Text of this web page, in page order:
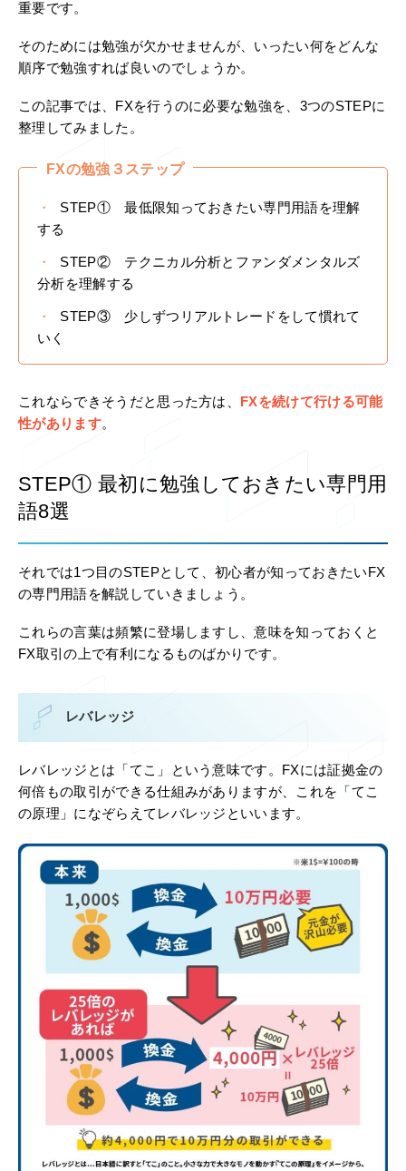
重要です。
そのためには勉強が欠かせませんが、いったい何をどんな
順序で勉強すれば良いのでしょうか。
この記事では、FXを行うのに必要な勉強を、3つのSTEPに
整理してみました。
FXの勉強３ステップ
STEP① 最低限知っておきたい専門用語を理解
する
STEP② テクニカル分析とファンダメンタルズ
分析を理解する
STEP③ 少しずつリアルトレードをして慣れて
いく
これならできそうだと思った方は、
FXを続けて行ける可能
性があります。
STEP① 最初に勉強しておきたい専門用
語8選
それでは1つ目のSTEPとして、初心者が知っておきたいFX
の専門用語を解説していきましょう。
これらの言葉は頻繁に登場しますし、意味を知っておくと
FX取引の上で有利になるものばかりです。
レバレッジ
レバレッジとは「てこ」という意味です。FXには証拠金の
何倍もの取引ができる仕組みがありますが、これを「てこ
の原理」になぞらえてレバレッジといいます。